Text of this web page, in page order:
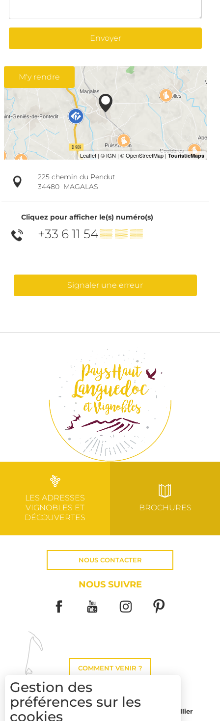
Envoyer
M'y rendre
225 chemin du Pendut
34480 MAGALAS
Cliquez pour afficher le(s) numéro(s)
+33 6 11 54▒▒ ▒▒ ▒▒
Signaler une erreur
LES ADRESSES
VIGNOBLES ET
DÉCOUVERTES
BROCHURES
NOUS CONTACTER
NOUS SUIVRE
COMMENT VENIR ?
Montpellier
Gestion des
préférences sur les
cookies